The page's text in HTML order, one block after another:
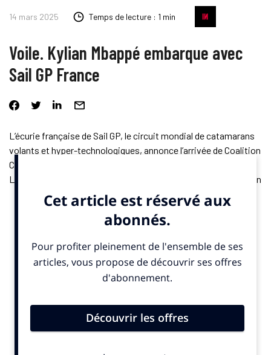
14 mars 2025 Temps de lecture : 1 min
Voile. Kylian Mbappé embarque avec
Sail GP France
L’écurie française de Sail GP, le circuit mondial de catamarans
volants et hyper-technologiques, annonce l’arrivée de Coalition
Capital, le fonds détenu par Kylian Mbappé, dans son capital.
Le montant n’est pas dévoilé, mais dans ce cadre, l’association
“Inspired by KM” (IBKM) du footballeur devient le “partenaire
associatif officiel de l’équipe de France”, indique un
publié vendredi 14 mars 2025. L’inscription “IBKM”
du circuit, à Los Angeles (États-Unis), samedi 15 et dimanche
16 mars 2025.
aux jeunes, en leur permettant d’expérimenter et de vivre les
mixités, d’apprendre, de comprendre et de partager pour
transmettre à leur tour”, précise Sail GP France. En juin